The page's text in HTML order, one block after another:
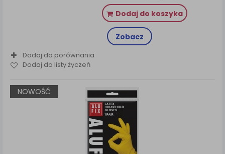
Dodaj do koszyka
Zobacz
Dodaj do porównania
Dodaj do listy życzeń
NOWOŚĆ